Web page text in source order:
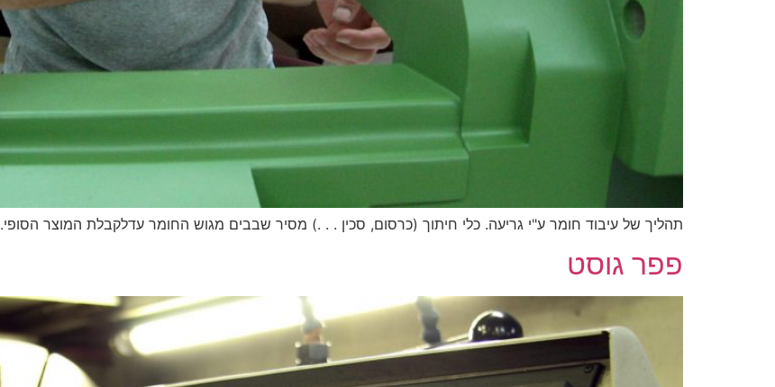
תהליך של עיבוד חומר ע"י גריעה. כלי חיתוך (כרסום, סכין . . .) מסיר שבבים מגוש החומר עדלקבלת המוצר הסופי.
פפר גוסט